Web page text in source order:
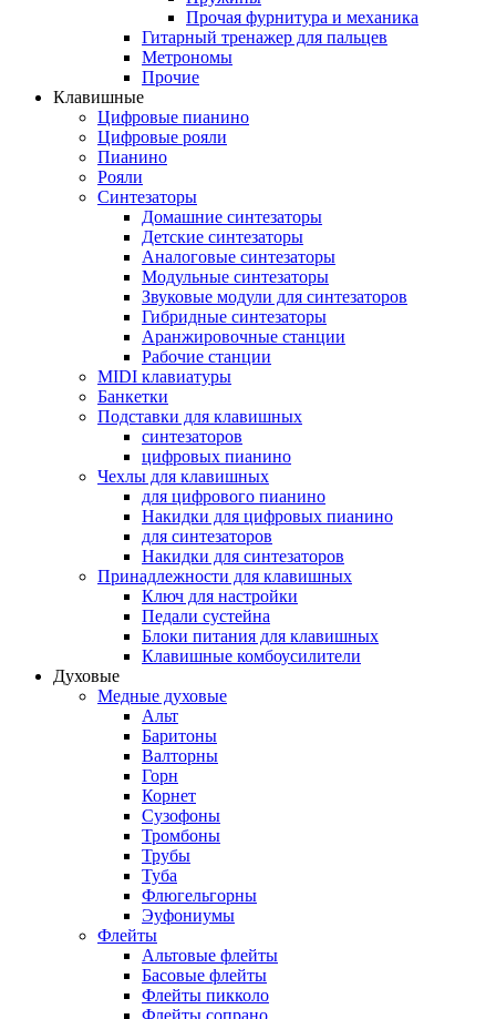
Прочая фурнитура и механика
Гитарный тренажер для пальцев
Метрономы
Прочие
Клавишные
Цифровые пианино
Цифровые рояли
Пианино
Рояли
Синтезаторы
Домашние синтезаторы
Детские синтезаторы
Аналоговые синтезаторы
Модульные синтезаторы
Звуковые модули для синтезаторов
Гибридные синтезаторы
Аранжировочные станции
Рабочие станции
MIDI клавиатуры
Банкетки
Подставки для клавишных
синтезаторов
цифровых пианино
Чехлы для клавишных
для цифрового пианино
Накидки для цифровых пианино
для синтезаторов
Накидки для синтезаторов
Принадлежности для клавишных
Ключ для настройки
Педали сустейна
Блоки питания для клавишных
Клавишные комбоусилители
Духовые
Медные духовые
Альт
Баритоны
Валторны
Горн
Корнет
Сузофоны
Тромбоны
Трубы
Туба
Флюгельгорны
Эуфониумы
Флейты
Альтовые флейты
Басовые флейты
Флейты пикколо
Флейты сопрано